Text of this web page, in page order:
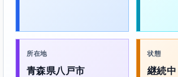
所在地
青森県八戸市
状態
継続中